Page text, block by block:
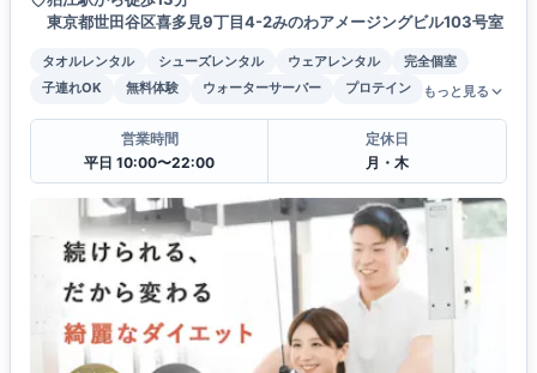
東京都世田谷区喜多見9丁目4-2みのわアメージングビル103号室
タオルレンタル シューズレンタル ウェアレンタル
完全個室
子連れOK
無料体験 ウォーターサーバー プロテイン もっと見る
営業時間
平日 10:00〜22:00
定休日
月・木